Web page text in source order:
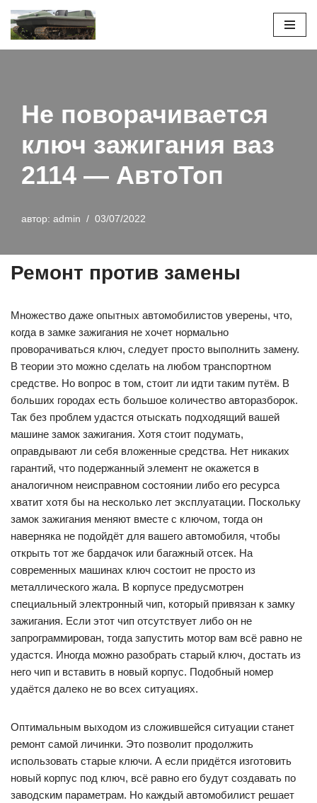
Перейти
Не поворачивается
ключ зажигания ваз
2114 — АвтоТоп
автор: admin 03/07/2022
Ремонт против замены
Множество даже опытных автомобилистов уверены, что,
когда в замке зажигания не хочет нормально
проворачиваться ключ, следует просто выполнить замену.
В теории это можно сделать на любом транспортном
средстве. Но вопрос в том, стоит ли идти таким путём. В
больших городах есть большое количество авторазборок.
Так без проблем удастся отыскать подходящий вашей
машине замок зажигания. Хотя стоит подумать,
оправдывают ли себя вложенные средства. Нет никаких
гарантий, что подержанный элемент не окажется в
аналогичном неисправном состоянии либо его ресурса
хватит хотя бы на несколько лет эксплуатации. Поскольку
замок зажигания меняют вместе с ключом, тогда он
наверняка не подойдёт для вашего автомобиля, чтобы
открыть тот же бардачок или багажный отсек. На
современных машинах ключ состоит не просто из
металлического жала. В корпусе предусмотрен
специальный электронный чип, который привязан к замку
зажигания. Если этот чип отсутствует либо он не
запрограммирован, тогда запустить мотор вам всё равно не
удастся. Иногда можно разобрать старый ключ, достать из
него чип и вставить в новый корпус. Подобный номер
удаётся далеко не во всех ситуациях.
Оптимальным выходом из сложившейся ситуации станет
ремонт самой личинки. Это позволит продолжить
использовать старые ключи. А если придётся изготовить
новый корпус под ключ, всё равно его будут создавать по
заводским параметрам. Но каждый автомобилист решает